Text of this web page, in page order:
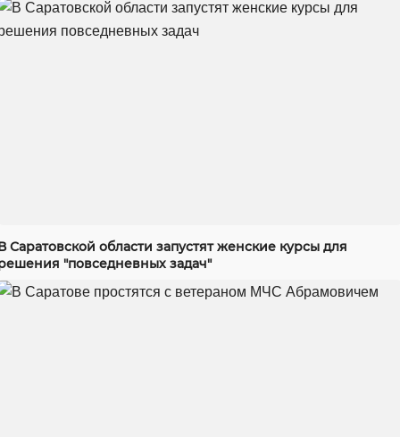
Саратовской области запустят женские курсы для
"повседневных задач"